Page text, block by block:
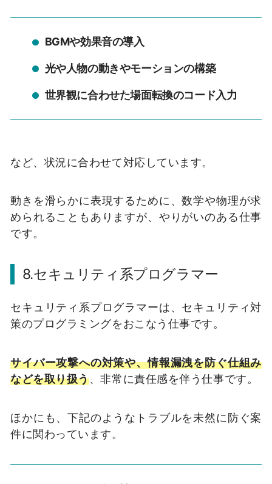
BGMや効果音の導入
光や人物の動きやモーションの構築
世界観に合わせた場面転換のコード入力
など、状況に合わせて対応しています。
動きを滑らかに表現するために、数学や物理が求
められることもありますが、やりがいのある仕事
です。
8.セキュリティ系プログラマー
セキュリティ系プログラマーは、セキュリティ対
策のプログラミングをおこなう仕事です。
サイバー攻撃への対策や、情報漏洩を防ぐ仕組み
などを取り扱う、非常に責任感を伴う仕事です。
ほかにも、下記のようなトラブルを未然に防ぐ案
件に関わっています。